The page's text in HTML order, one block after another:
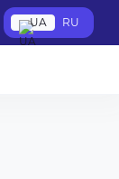
UA RU